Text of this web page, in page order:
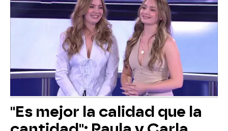
"Es mejor la calidad que la